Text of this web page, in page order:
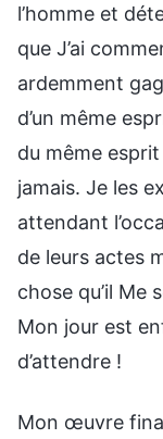
l’homme et
que J’ai
ardemment
d’un même
du même
jamais. Je les
attendant
de leurs actes
chose qu’il Me
Mon jour est
d’attendre !
Mon œuvre